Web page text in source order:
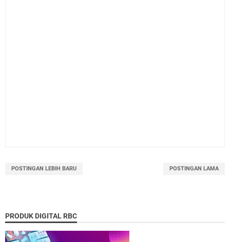
POSTINGAN LEBIH BARU POSTINGAN LAMA
PRODUK DIGITAL RBC